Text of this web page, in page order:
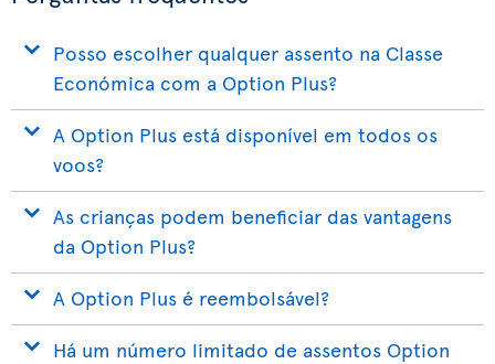
Posso escolher qualquer assento na Classe
Económica com a Option Plus?
A Option Plus está disponível em todos os
voos?
As crianças podem beneficiar das vantagens
da Option Plus?
A Option Plus é reembolsável?
Há um número limitado de assentos Option